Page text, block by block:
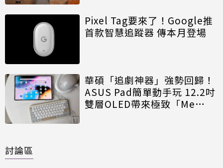
Pixel Tag要來了！Google推
首款智慧追蹤器 傳本月登場
華碩「追劇神器」強勢回歸！
ASUS Pad簡單動手玩 12.2吋
雙層OLED帶來極致「Me
討論區